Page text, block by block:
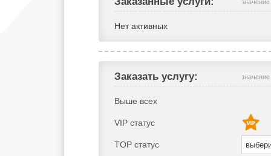
значение
Нет активных
Заказать услугу: значение
Выше всех
VIP статус
TOP статус